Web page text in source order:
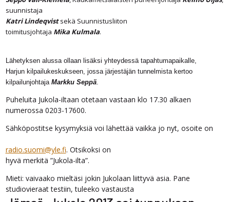
suunnistaja
Katri Lindeqvistsekä Suunnistusliiton
toimitusjohtaja Mika Kulmala.
Lähetyksen alussa ollaan lisäksi yhteydessä tapahtumapaikalle,
Harjun kilpailukeskukseen, jossa järjestäjän tunnelmista kertoo
kilpailunjohtaja Markku Seppä.
Puheluita Jukola-iltaan otetaan vastaan klo 17.30 alkaen
numerossa 0203-17600.
Sähköpostitse kysymyksiä voi lähettää vaikka jo nyt, osoite on
radio.suomi@yle.fi. Otsikoksi on
hyvä merkitä ”Jukola-ilta”.
Mieti: vaivaako mieltäsi jokin Jukolaan liittyvä asia. Pane
studiovieraat testiin, tuleeko vastausta